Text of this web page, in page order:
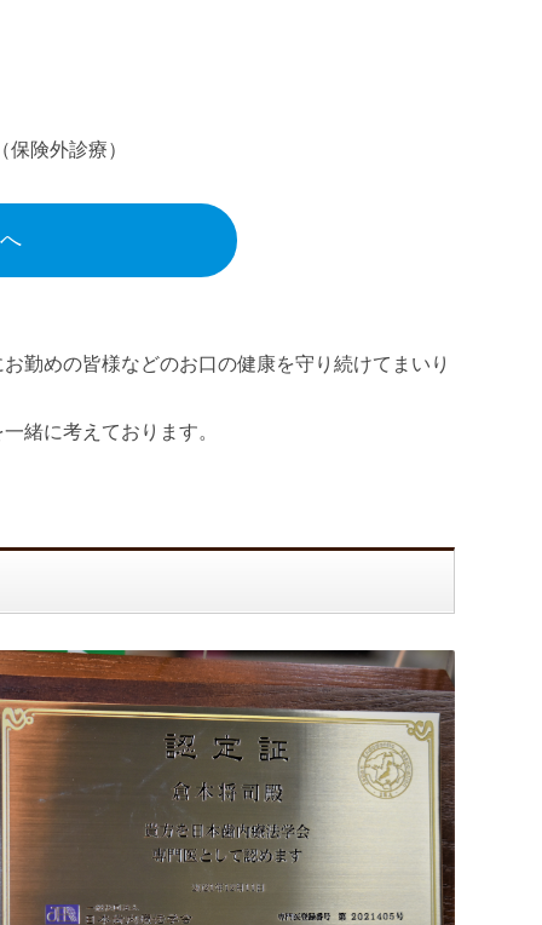
険外診療）
勤めの皆様などのお口の健康を守り続けてまいり
緒に考えております。